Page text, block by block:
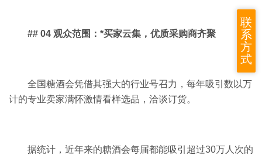
## 04 观众范围：*买家云集，优质采购商齐聚
全国糖酒会凭借其强大的行业号召力，每年吸引数以万
计的专业卖家满怀激情看样选品，洽谈订货。
据统计，近年来的糖酒会每届都能吸引超过30万人次的
联
系
方
式